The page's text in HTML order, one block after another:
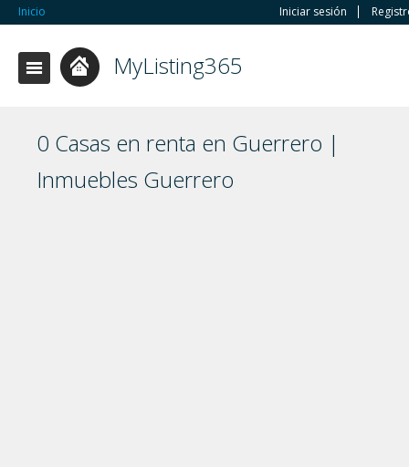
Inicio Iniciar sesión
MyListing365
0 Casas en renta en Guerrero |
Inmuebles Guerrero